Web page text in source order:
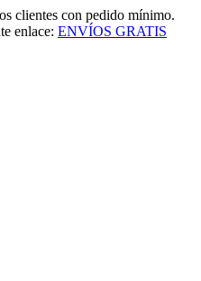
clientes con pedido mínimo.
enlace: ENVÍOS GRATIS